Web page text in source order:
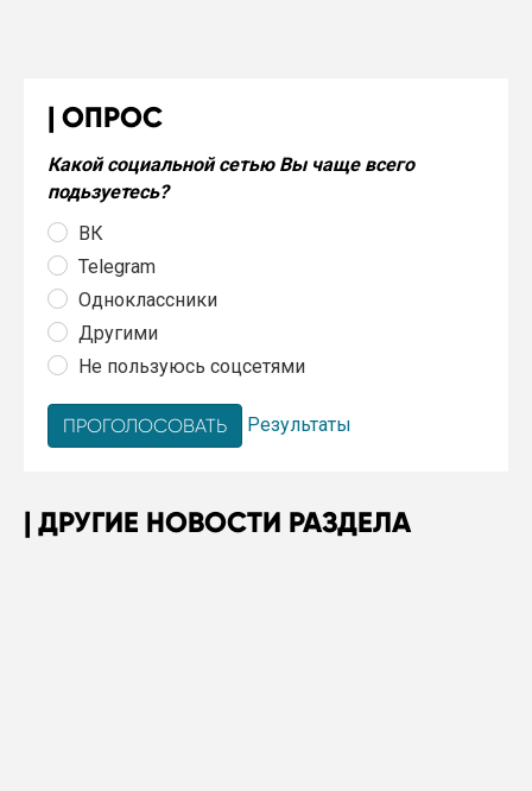
ОПРОС
Какой социальной сетью Вы чаще всего
подьзуетесь?
ВК
Telegram
Одноклассники
Другими
Не пользуюсь соцсетями
Результаты
ДРУГИЕ НОВОСТИ РАЗДЕЛА